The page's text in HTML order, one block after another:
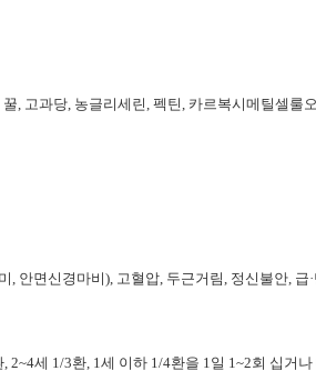
, 고과당, 농글리세린, 펙틴, 카르복시메틸셀룰
안면신경마비), 고혈압, 두근거림, 정신불안, 급
2~4세 1/3환, 1세 이하 1/4환을 1일 1~2회 십거